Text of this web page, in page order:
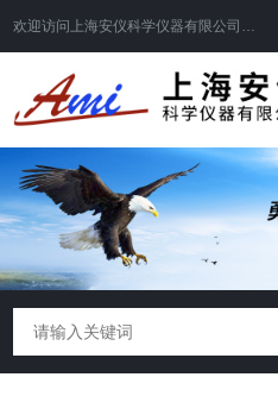
欢迎访问 上海安仪科学仪器有限公司 网站！